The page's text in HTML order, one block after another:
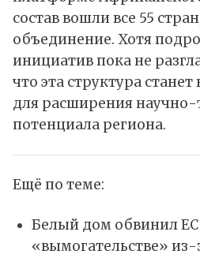
состав вошли все 55
объединение. Хотя
инициатив пока не
что эта структура
для расширения научно-
потенциала региона.
Ещё по теме:
Белый дом обвинил ЕС
«вымогательстве»